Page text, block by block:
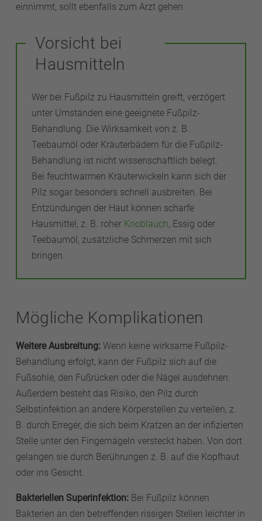
einnimmt, sollt ebenfalls zum Arzt gehen.
Vorsicht bei
Hausmitteln
Wer bei Fußpilz zu Hausmitteln greift, verzögert
unter Umständen eine geeignete Fußpilz-
Behandlung. Die Wirksamkeit von z. B.
Teebaumöl oder Kräuterbädern für die Fußpilz-
Behandlung ist nicht wissenschaftlich belegt.
Bei feuchtwarmen Kräuterwickeln kann sich der
Pilz sogar besonders schnell ausbreiten. Bei
Entzündungen der Haut können scharfe
Hausmittel, z. B. roher Knoblauch, Essig oder
Teebaumöl, zusätzliche Schmerzen mit sich
bringen.
Mögliche Komplikationen
Weitere Ausbreitung: Wenn keine wirksame Fußpilz-
Behandlung erfolgt, kann der Fußpilz sich auf die
Fußsohle, den Fußrücken oder die Nägel ausdehnen.
Außerdem besteht das Risiko, den Pilz durch
Selbstinfektion an andere Körperstellen zu verteilen, z.
B. durch Erreger, die sich beim Kratzen an der infizierten
Stelle unter den Fingernägeln versteckt haben. Von dort
gelangen sie durch Berührungen z. B. auf die Kopfhaut
oder ins Gesicht.
Bakteriellen Superinfektion: Bei Fußpilz können
Bakterien an den betreffenden rissigen Stellen leichter in